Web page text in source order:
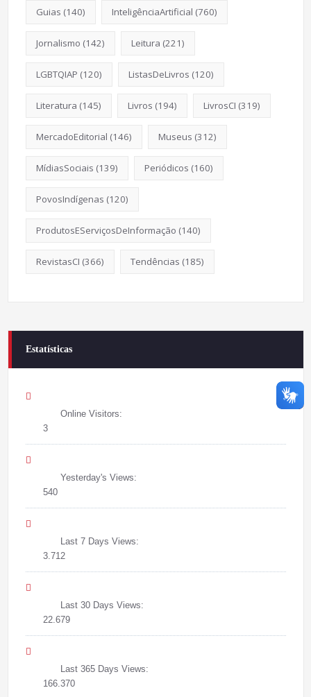
Guias (140) InteligênciaArtificial (760)
Jornalismo (142) Leitura (221)
LGBTQIAP (120) ListasDeLivros (120)
Literatura (145) Livros (194) LivrosCI (319)
MercadoEditorial (146) Museus (312)
MídiasSociais (139) Periódicos (160)
PovosIndígenas (120)
ProdutosEServiçosDeInformação (140)
RevistasCI (366) Tendências (185)
Estatísticas
Online Visitors:
3
Yesterday's Views:
540
Last 7 Days Views:
3.712
Last 30 Days Views:
22.679
Last 365 Days Views:
166.370